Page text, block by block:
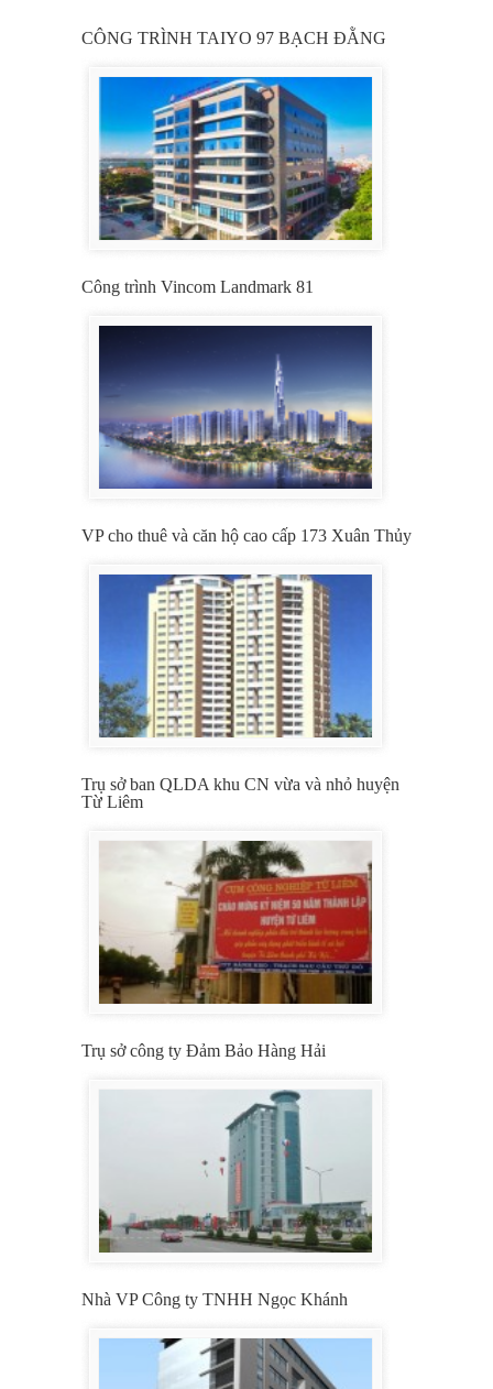
CÔNG TRÌNH TAIYO 97 BẠCH ĐẰNG
Công trình Vincom Landmark 81
VP cho thuê và căn hộ cao cấp 173 Xuân Thủy
Trụ sở ban QLDA khu CN vừa và nhỏ huyện
Từ Liêm
Trụ sở công ty Đảm Bảo Hàng Hải
Nhà VP Công ty TNHH Ngọc Khánh